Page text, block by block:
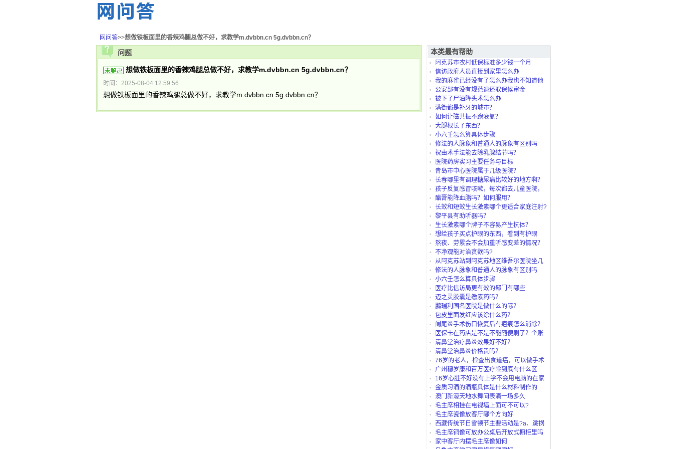
网问答>>想做铁板面里的香辣鸡腿总做不好，求教学m.dvbbn.cn 5g.dvbbn.cn？
问题
想做铁板面里的香辣鸡腿总做不好，求教学m.dvbbn.cn 5g.dvbbn.cn？
时间：2025-08-04 12:59:56
想做铁板面里的香辣鸡腿总做不好，求教学m.dvbbn.cn 5g.dvbbn.cn？
本类最有帮助
阿克苏市农村低保标准多少钱一个月
信访政府人员直接到家里怎么办
我的麻雀已经没有了怎么办我也不知道他
是怎么死的？
公安部有没有规范退还取保候审金
被下了尸油降头术怎么办
满街都是补牙的城市？
如何让磁共振不跑液氦？
大腿根长了东西？
小六壬怎么算具体步骤
修法的人脉象和普通人的脉象有区别吗
祝由术手法能去除乳腺结节吗？
医院药房实习主要任务与目标
青岛市中心医院属于几级医院？
长春哪里有调理糖尿病比较好的地方啊？
孩子反复感冒咳嗽，每次都去儿童医院，
太折腾了，北
醋膏能降血脂吗？如何服用？
长效和短效生长激素哪个更适合家庭注射?
黎平县有助听器吗？
生长激素哪个牌子不容易产生抗体？
想给孩子买点护眼的东西，看到有护眼
仪、护眼灯、还
熬夜、劳累会不会加重听感变差的情况？
不净观能对治贪欲吗?
从阿克苏站到阿克苏地区维吾尔医院坐几
路公交
修法的人脉象和普通人的脉象有区别吗
小六壬怎么算具体步骤
医疗比信访局更有效的部门有哪些
迈之灵胶囊是缴素药吗？
鹏瑞利国名医院是做什么的际？
包皮里面发红应该涂什么药？
阑尾炎手术伤口恢复后有疤痕怎么消除？
医保卡在药店是不是不能随便刷了？个账
“白名单”是
清鼻堂治疗鼻炎效果好不好？
清鼻堂治鼻炎价格贵吗？
76岁的老人，检查出食道癌，可以做手术
吗？广州穗岁康和百万医疗险到底有什么区
别？有了穗岁还
16岁心脏不好没有上学不会用电脑的在家
里可以上什么
金质习酒的酒瓶具体是什么材料制作的
澳门新濠天地水舞间表演一场多久
毛主席相挂在电视墙上面可不可以?
毛主席瓷像放客厅哪个方向好
西藏传统节日雪顿节主要活动是?a、跳锅
庄b、藏马c、
毛主席铜像可放办公桌后开放式橱柜里吗
家中客厅内摆毛主席像如何